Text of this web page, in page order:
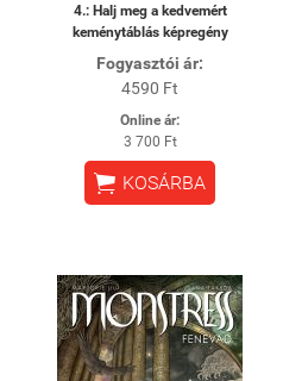
4.: Halj meg a kedvemért
keménytáblás képregény
Fogyasztói ár:
4590 Ft
Online ár:
3 700 Ft
 KOSÁRBA